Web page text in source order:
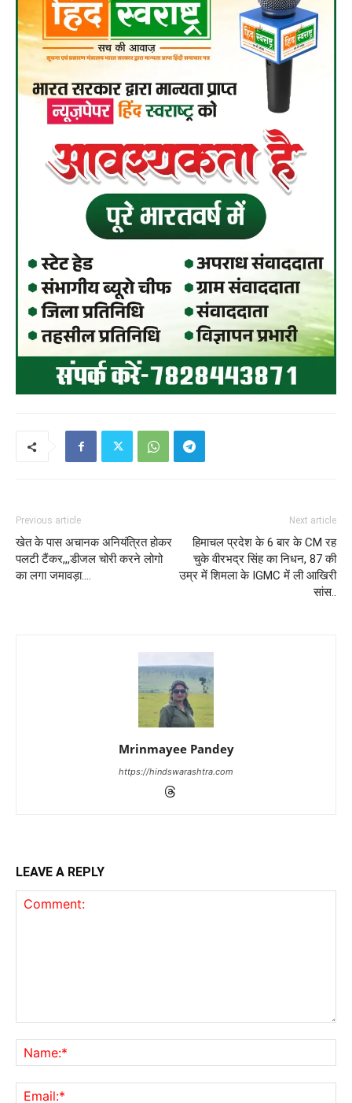
Previous article
खेत के पास अचानक अनियंत्रित होकर
पलटी टैंकर,,,डीजल चोरी करने लोगो
का लगा जमावड़ा….
Next article
हिमाचल प्रदेश के 6 बार के CM रह
चुके वीरभद्र सिंह का निधन, 87 की
उम्र में शिमला के IGMC में ली आखिरी
सांस..
Mrinmayee Pandey
https://hindswarashtra.com
LEAVE A REPLY